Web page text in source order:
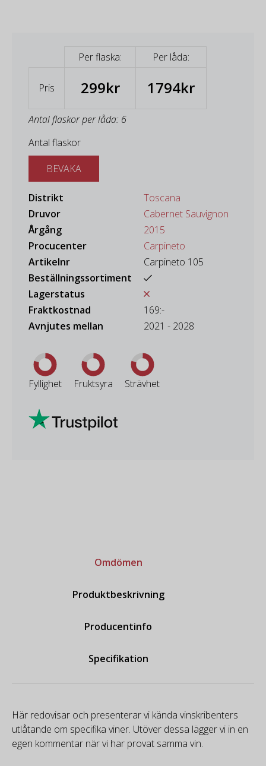
Per flaska: Per låda:
Pris 299kr 1794kr
Antal flaskor per låda: 6
Antal flaskor
BEVAKA
Distrikt
Toscana
Druvor
Cabernet Sauvignon
Årgång
2015
Procucenter
Carpineto
Artikelnr
Carpineto 105
Beställningssortiment
Lagerstatus
Fraktkostnad
169:-
Avnjutes mellan
2021 - 2028
Fyllighet Fruktsyra Strävhet
Omdömen
Produktbeskrivning
Producentinfo
Specifikation
Här redovisar och presenterar vi kända vinskribenters
utlåtande om specifika viner. Utöver dessa lägger vi in en
egen kommentar när vi har provat samma vin.